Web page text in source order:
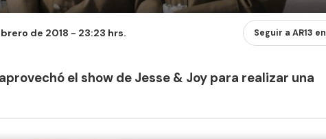
de 2018 - 23:23 hrs. Seguir a AR13 en
el show de Jesse & Joy para realizar una